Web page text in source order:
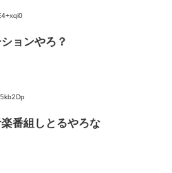
ョンやろ？
番組しとるやろな